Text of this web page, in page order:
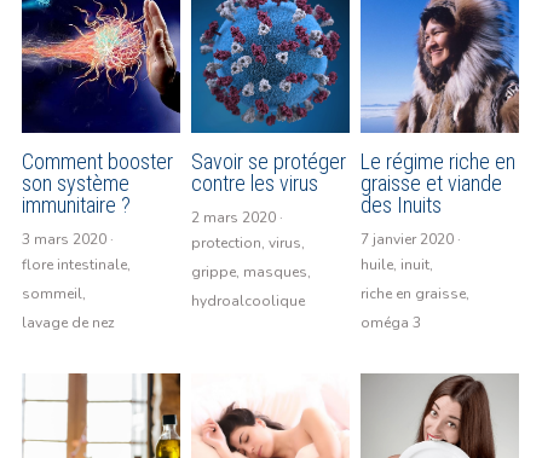
Comment booster
son système
immunitaire ?
3 mars 2020·
flore intestinale,
sommeil,
lavage de nez
Savoir se protéger
contre les virus
2 mars 2020·
protection, virus,
grippe, masques,
hydroalcoolique
Le régime riche en
graisse et viande
des Inuits
7 janvier 2020·
huile, inuit,
riche en graisse,
oméga 3